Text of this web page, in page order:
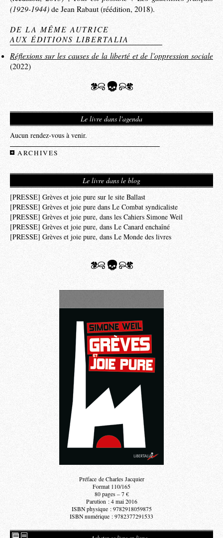
(1929-1944) de Jean Rabaut (réédition, 2018).
DE LA MÊME AUTRICE
AUX ÉDITIONS LIBERTALIA
Réflexions sur les causes de la liberté et de l’oppression sociale
(2022)
Le livre dans l'agenda
Aucun rendez-vous à venir.
ARCHIVES
Le livre dans le blog
[PRESSE] Grèves et joie pure sur le site Ballast
[PRESSE] Grèves et joie pure dans Le Combat syndicaliste
[PRESSE] Grèves et joie pure, dans les Cahiers Simone Weil
[PRESSE] Grèves et joie pure, dans Le Canard enchaîné
[PRESSE] Grèves et joie pure, dans Le Monde des livres
Préface de Charles Jacquier
Format 110/165
80 pages – 7 €
Parution : 4 mai 2016
ISBN physique : 9782918059875
ISBN numérique : 9782377291533